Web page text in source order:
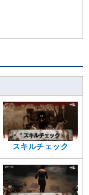
スキルチェック